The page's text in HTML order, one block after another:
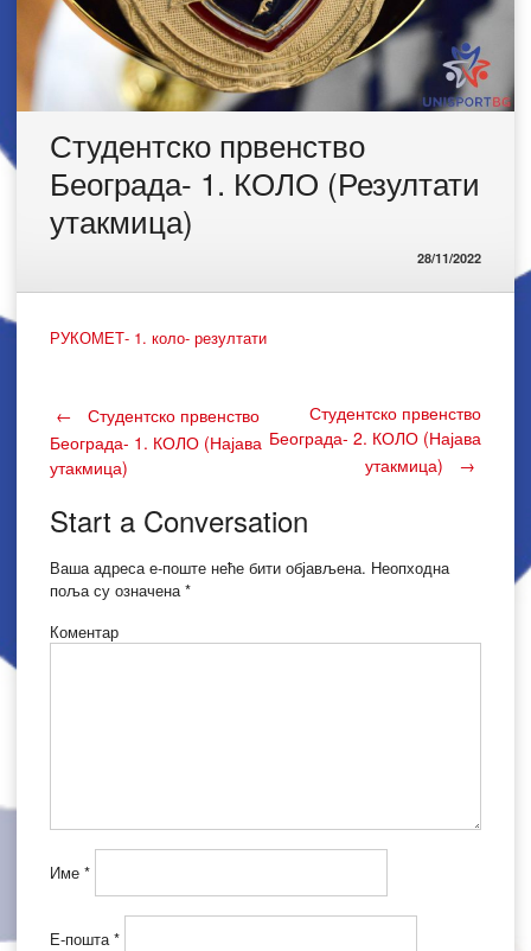
Студентско првенство
Београда- 1. КОЛО (Резултати
утакмица)
28/11/2022
РУКОМЕТ- 1. коло- резултати
Post
navigation
←
Студентско првенство
Београда- 1. КОЛО (Најава
утакмица)
Студентско првенство
Београда- 2. КОЛО (Најава
утакмица)
→
Start a Conversation
Ваша адреса е-поште неће бити објављена. Неопходна
поља су означена*
Коментар
Име *
Е-пошта*